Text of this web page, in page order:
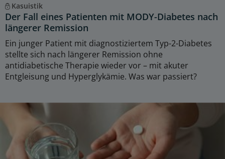
Kasuistik
Der Fall eines Patienten mit MODY-Diabetes nach
längerer Remission
Ein junger Patient mit diagnostiziertem Typ-2-Diabetes
stellte sich nach längerer Remission ohne
antidiabetische Therapie wieder vor – mit akuter
Entgleisung und Hyperglykämie. Was war passiert?